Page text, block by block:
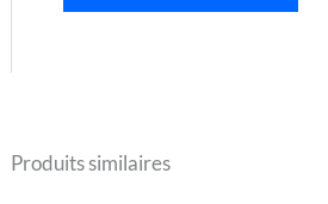
Produits similaires